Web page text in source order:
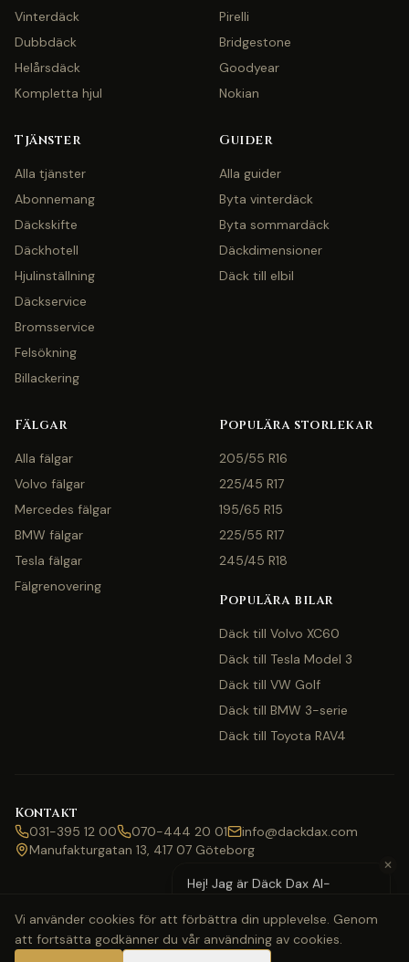
Vinterdäck
Dubbdäck
Helårsdäck
Kompletta hjul
Pirelli
Bridgestone
Goodyear
Nokian
Tjänster
Alla tjänster
Abonnemang
Däckskifte
Däckhotell
Hjulinställning
Däckservice
Bromsservice
Felsökning
Billackering
Guider
Alla guider
Byta vinterdäck
Byta sommardäck
Däckdimensioner
Däck till elbil
Fälgar
Alla fälgar
Volvo fälgar
Mercedes fälgar
BMW fälgar
Tesla fälgar
Fälgrenovering
Populära storlekar
205/55 R16
225/45 R17
195/65 R15
225/55 R17
245/45 R18
Populära bilar
Däck till Volvo XC60
Däck till Tesla Model 3
Däck till VW Golf
Däck till BMW 3-serie
Däck till Toyota RAV4
Kontakt
031-395 12 00 070-444 20 01
info@dackdax.com
Manufakturgatan 13, 417 07 Göteborg
©2026Däck Dax. Alla rättigheter förbehållna.
WebbkartaKlarnaSwishVisaMastercard
✕
Hej! Jag är Däck Dax AI-
med pris eller bokning?
Vi använder cookies för att förbättra din upplevelse. Genom
att fortsätta godkänner du vår användning av cookies.